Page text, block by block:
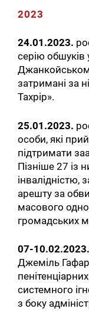
2023
24.01.2023.
серію обшуків
затримані за
Тахрір».
25.01.2023.
особи, які
підтримати
Пізніше 27 із
інвалідністю,
арешту за
масового
громадських
07-10.02.2023.
Джеміль
системного
з боку